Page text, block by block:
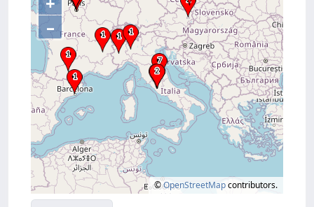
–
©OpenStreetMapcontributors.